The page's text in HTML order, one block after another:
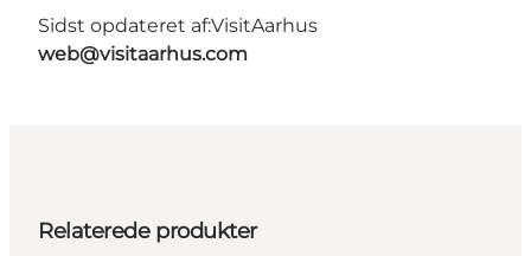
Sidst opdateret af:VisitAarhus
web@visitaarhus.com
Relaterede produkter